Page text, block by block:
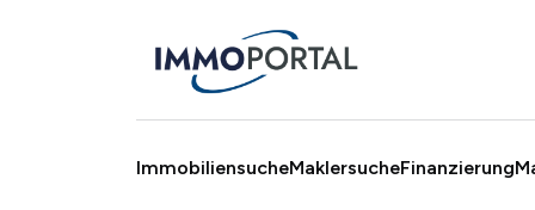
ImmobiliensucheMaklersucheFinanzierung